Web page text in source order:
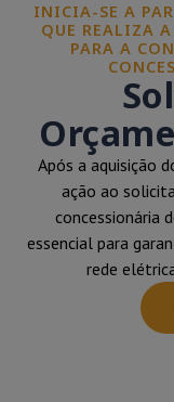
INICIA-SE A
QUE REALIZA
PARA A
Após a aquisição
ação ao
concessionária
essencial para
rede